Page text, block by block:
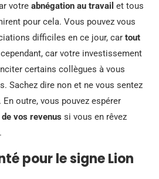
votre abnégation au travail et tous
pour cela. Vous pouvez vous
difficiles en ce jour, car tout
car votre investissement
certains collègues à vous
Sachez dire non et ne vous sentez
outre, vous pouvez espérer
vos revenus si vous en rêvez
pour le signe Lion